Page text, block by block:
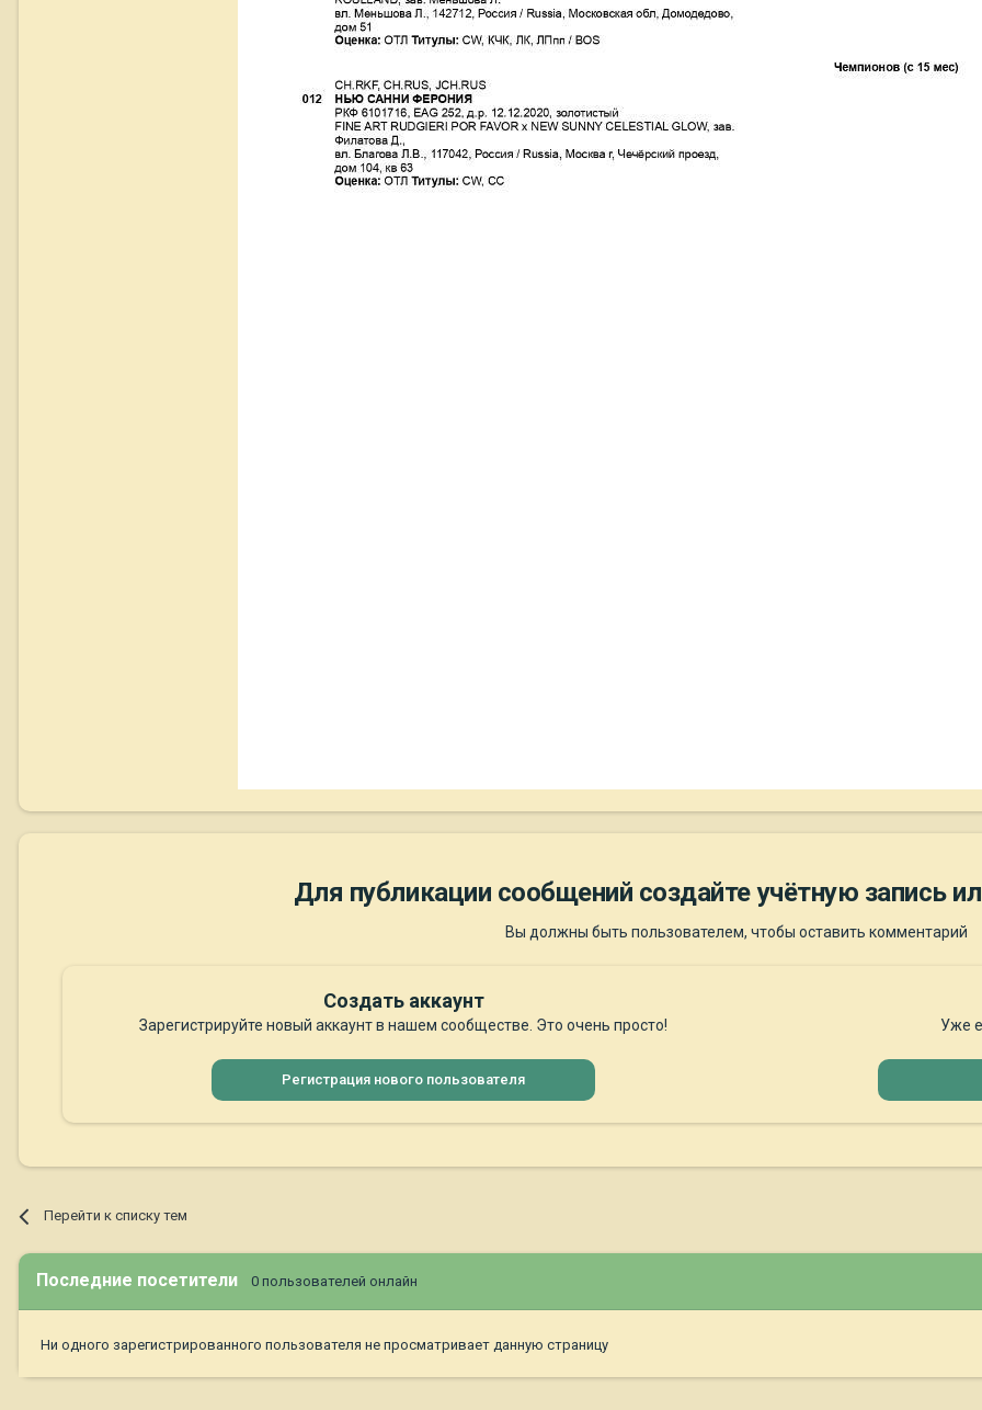
Для публикации сообщений создайте учётную запись
Вы должны быть пользователем, чтобы оставить комментарий
Создать аккаунт
Зарегистрируйте новый аккаунт в нашем сообществе. Это очень просто!
Регистрация нового пользователя
Уже
Перейти к списку тем
Последние посетители 0 пользователей онлайн
Ни одного зарегистрированного пользователя не просматривает данную страницу